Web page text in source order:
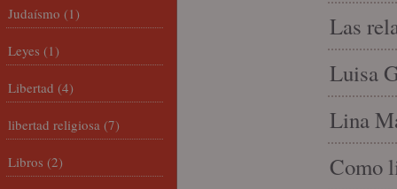
Las
Luisa
Lina
Como
Judaísmo (1)
Leyes (1)
Libertad (4)
libertad religiosa (7)
Libros (2)